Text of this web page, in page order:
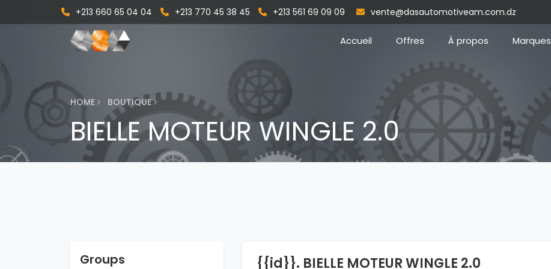
+213 660 65 04 04 +213 770 45 38 45 +213 561 69 09 09 vente@dasautomotiveam.com.dz
Accueil Offres À propos Marques
HOME BOUTIQUE
BIELLE MOTEUR WINGLE 2.0
Groups {{id}}. BIELLE MOTEUR WINGLE 2.0